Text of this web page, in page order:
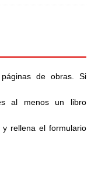
de obras. Si
al menos un libro
rellena el formulario